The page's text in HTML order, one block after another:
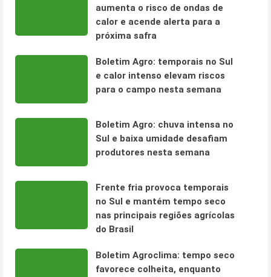
aumenta o risco de ondas de
calor e acende alerta para a
próxima safra
Boletim Agro: temporais no Sul
e calor intenso elevam riscos
para o campo nesta semana
Boletim Agro: chuva intensa no
Sul e baixa umidade desafiam
produtores nesta semana
Frente fria provoca temporais
no Sul e mantém tempo seco
nas principais regiões agrícolas
do Brasil
Boletim Agroclima: tempo seco
favorece colheita, enquanto